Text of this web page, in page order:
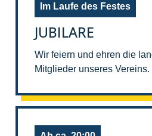
Im Laufe des Festes
JUBILARE
Wir feiern und ehren die
Mitglieder unseres Vereins.